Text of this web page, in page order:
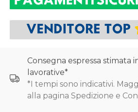
Consegna espressa stimata
lavorative*
*I tempi sono indicativi.
alla pagina Spedizione e